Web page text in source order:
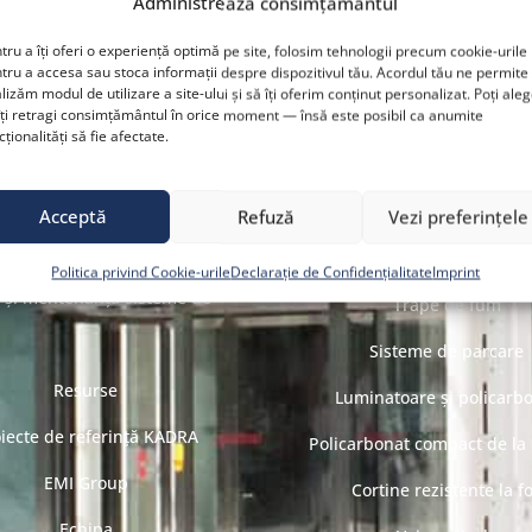
a îți oferi o experiență optimă pe site, folosim tehnologii precum cookie-urile
a accesa sau stoca informații despre dispozitivul tău. Acordul tău ne permite
modul de utilizare a site-ului și să îți oferim conținut personalizat. Poți
retragi consimțământul în orice moment — însă este posibil ca anumite
să fie afectate.
Acceptă Refuză Vezi preferințele
Politica privind Cookie-urileDeclarație de ConfidențialitateImprint
Newsletter
rapid
Despre noi
Industrii
Produse
și mentenanță sisteme de
Resurse
de referință KADRA
EMI Group
Uși automate
Uși automate culisante
Uși automate cu sistem
Trape de fum
Sisteme de parcare
Luminatoare și
Policarbonat compact de la
Cortine rezistente la